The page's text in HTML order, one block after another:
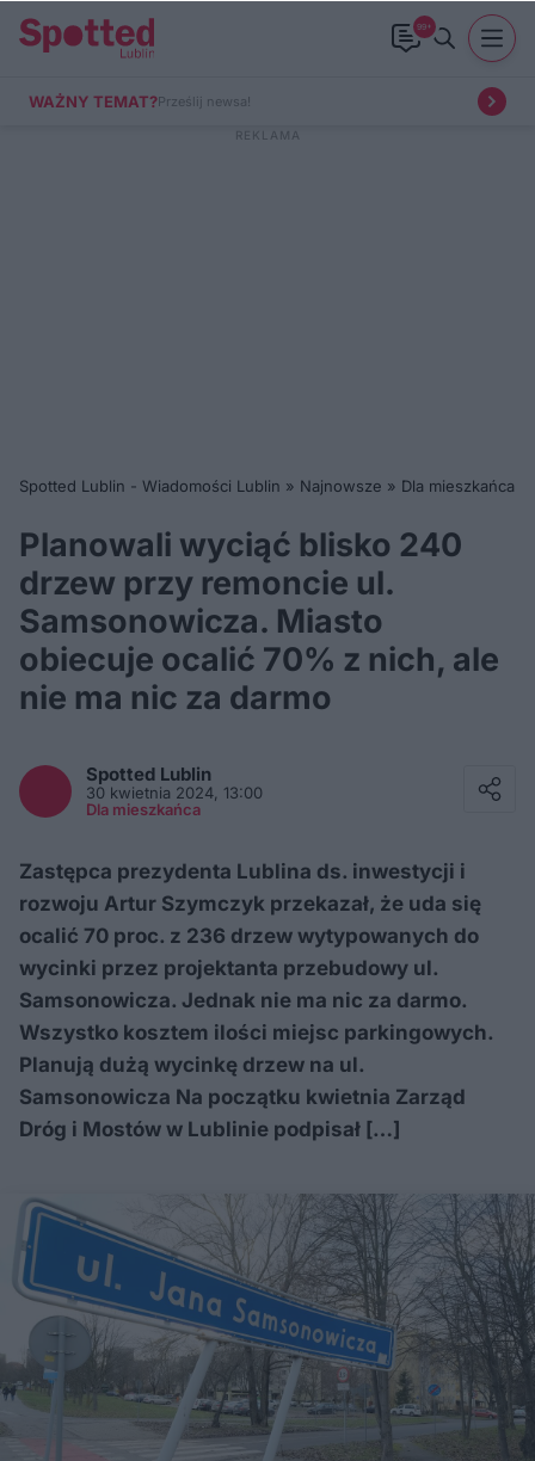
99+
WAŻNY TEMAT?Prześlij newsa!
Spotted Lublin - Wiadomości Lublin » Najnowsze » Dla mieszkańca
Planowali wyciąć blisko 240
drzew przy remoncie ul.
Samsonowicza. Miasto
obiecuje ocalić 70% z nich, ale
nie ma nic za darmo
Spotted Lublin
30 kwietnia 2024, 13:00
Dla mieszkańca
Zastępca prezydenta Lublina ds. inwestycji i
rozwoju Artur Szymczyk przekazał, że uda się
ocalić 70 proc. z 236 drzew wytypowanych do
wycinki przez projektanta przebudowy ul.
Samsonowicza. Jednak nie ma nic za darmo.
Wszystko kosztem ilości miejsc parkingowych.
Planują dużą wycinkę drzew na ul.
Samsonowicza Na początku kwietnia Zarząd
Dróg i Mostów w Lublinie podpisał […]